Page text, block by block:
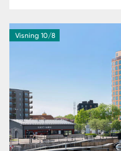
Visning 10/8